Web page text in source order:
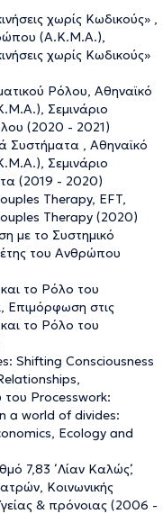
χωρίς Κωδικούς» ,
(Α.Κ.Μ.Α.),
χωρίς Κωδικούς»
Ρόλου, Αθηναϊκό
Σεμινάριο
(2020 - 2021)
Συστήματα , Αθηναϊκό
Σεμινάριο
(2019 - 2020)
Therapy, EFT,
Therapy (2020)
με το Συστημικό
του Ανθρώπου
το Ρόλο του
Επιμόρφωση στις
το Ρόλο του
Shifting Consciousness
του Processwork:
a world of divides:
Ecology and
7,83 ΄΄ Λίαν Καλώς΄΄,
Κοινωνικής
& πρόνοιας (2006 -